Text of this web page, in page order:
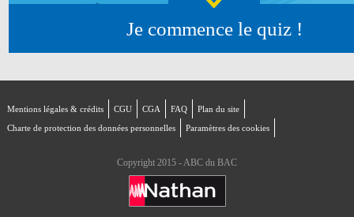
Je commence le quiz !
Mentions légales & crédits CGU CGA FAQ
Plan du site
Charte de protection des données personnelles
Paramètres des cookies
Copyright 2015 - ABC du BAC